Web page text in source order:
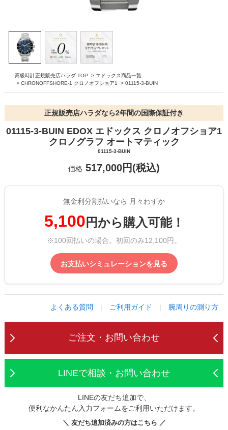
高級時計正規販売店ハラダ TOP > エドックス商品一覧
> CHRONOFFSHORE-1 クロノオフショア1 > 01115-3-BUIN
正規販売店ハラダなら2年間の国際保証付き
01115-3-BUIN EDOX エドックス クロノオフショア1
クロノグラフ オートマティック
01115-3-BUIN
価格 517,000円(税込)
無金利分割払いなら 月々わずか
5,100 円から購入可能！
※100回払いの場合。初回のみ12,100円。
お支払いシミュレーションを見る
よくある質問 | ご利用ガイド | 腕周りの測り方
ご注文・お問い合わせ
LINEで相談・お問い合わせ
LINEの友だち追加で、
便利なかんたん入力フォームをご利用いただけます。
＼ 友だち追加済みの方はこちら ／